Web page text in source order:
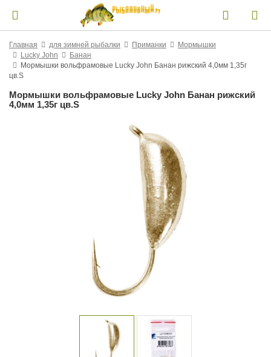
Главная для зимней рыбалки Приманки
Мормышки
Lucky John
Банан
Мормышки вольфрамовые Lucky John Банан рижский 4,0мм 1,35г
цв.S
Мормышки вольфрамовые Lucky John Банан рижский
4,0мм 1,35г цв.S